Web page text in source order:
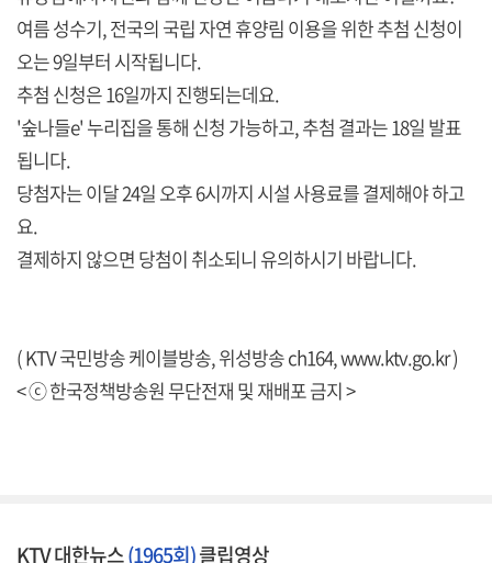
여름 성수기, 전국의 국립 자연 휴양림 이용을 위한 추첨 신청이
오는 9일부터 시작됩니다.
추첨 신청은 16일까지 진행되는데요.
'숲나들e' 누리집을 통해 신청 가능하고, 추첨 결과는 18일 발표
됩니다.
당첨자는 이달 24일 오후 6시까지 시설 사용료를 결제해야 하고
요.
결제하지 않으면 당첨이 취소되니 유의하시기 바랍니다.
( KTV 국민방송 케이블방송, 위성방송 ch164,www.ktv.go.kr)
< ⓒ 한국정책방송원 무단전재 및 재배포 금지 >
KTV 대한뉴스(1965회)클립영상